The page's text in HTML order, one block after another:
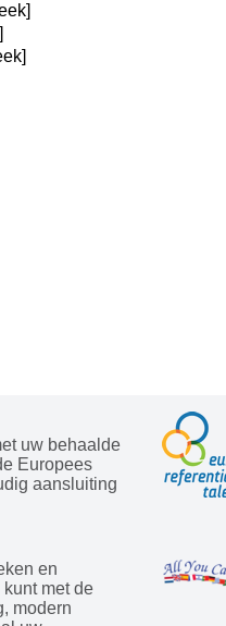
uw behaalde
Europees
aansluiting
en
met de
modern